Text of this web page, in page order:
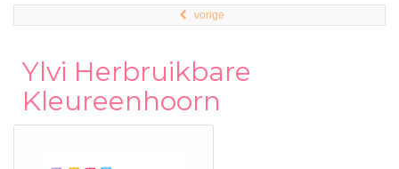
vorige
Ylvi Herbruikbare
Kleureenhoorn